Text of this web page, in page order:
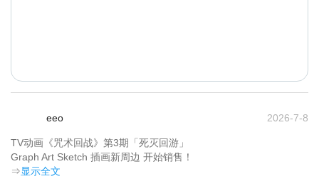
eeo 2026-7-8
TV动画《咒术回战》第3期「死灭回游」
⇒显示全文